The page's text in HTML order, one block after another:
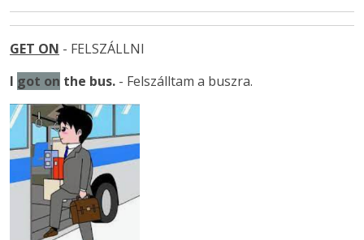
GET ON - FELSZÁLLNI
I got on the bus. - Felszálltam a buszra.